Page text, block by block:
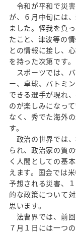
令和が平和で災
が、６月中旬には
ました。怪我を負
たこと、津波等の
との情報に接し、
を持った次第です。
スポーツでは、
ー、卓球、バトミ
できる選手が現れ
のが楽しみになっ
なく、秀でた海外
す。
政治の世界では
られ、政治家の質
く人間としての基
えます。国会では
予想される災害、
的な政策について
思います。
法曹界では、前回
７月１日には一つ